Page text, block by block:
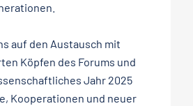
auf den Austausch mit
Köpfen des Forums und
Jahr 2025
Kooperationen und neuer